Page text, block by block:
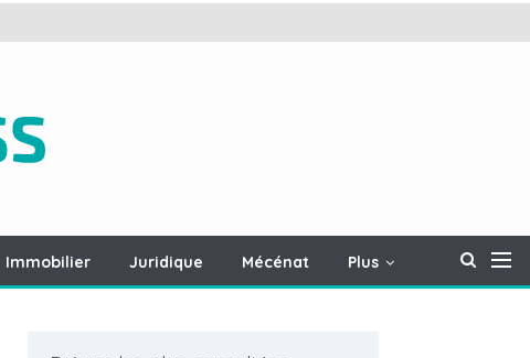
Immobilier Juridique Mécénat Plus